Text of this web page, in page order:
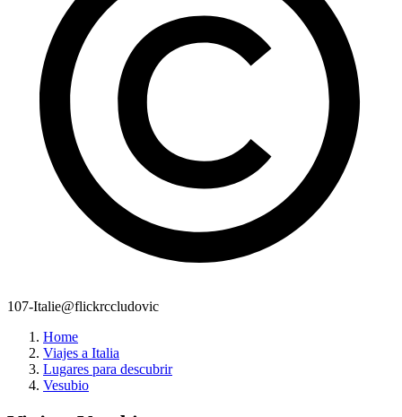
107-Italie@flickrccludovic
Home
Viajes a Italia
Lugares para descubrir
Vesubio